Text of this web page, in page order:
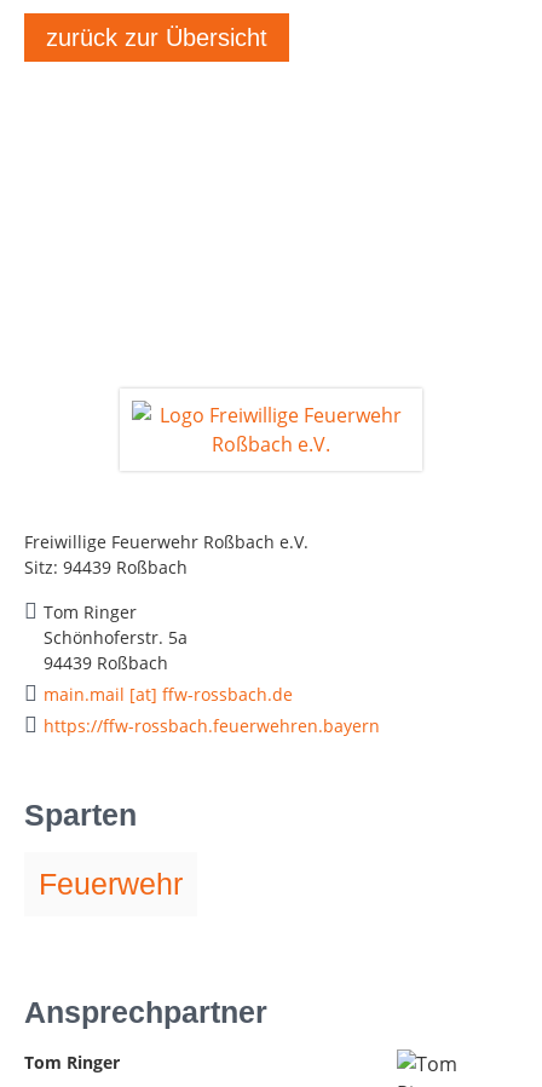
Freiwillige Feuerwehr Roßbach e.V.
Sitz: 94439 Roßbach
Tom Ringer
Schönhoferstr. 5a
94439 Roßbach
main.mail [at] ffw-rossbach.de
https://ffw-rossbach.feuerwehren.bayern
Sparten
Feuerwehr
zurück zur Übersicht
Ansprechpartner
Tom Ringer